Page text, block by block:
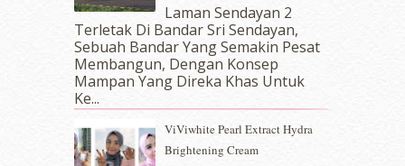
November 2017(7)
October 2017(11)
September 2017(15)
August 2017(5)
(10)
June 2017(19)
May 2017(14)
April 2017(13)
Laman Sendayan 2
Terletak Di Bandar Sri Sendayan,
Sebuah Bandar Yang Semakin Pesat
Membangun, Dengan Konsep
Mampan Yang Direka Khas Untuk
Ke...
ViViwhite Pearl Extract Hydra
Brightening Cream